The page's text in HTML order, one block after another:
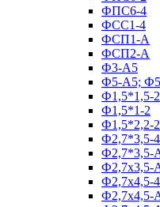
ФПС6-4
ФСС1-4
ФСП1-А
ФСП2-А
Ф3-А5
Ф5-А5;
Ф1,5*1,5-2
Ф1,5*1-2
Ф1,5*2,2-2
Ф2,7*3,5-4
Ф2,7*3,5-
Ф2,7х3,5-
Ф2,7х4,5-4
Ф2,7х4,5-